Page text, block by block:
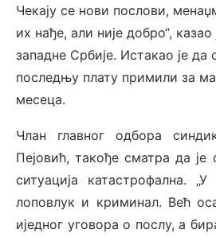
Чекају се нови послови,
их нађе, али није добро“, казао
западне Србије. Истакао је да
последњу плату примили за
месеца.
Члан главног одбора
Пејовић, такође сматра да
ситуација катастрофална.
лоповлук и криминал. Већ
иједног уговора о послу, а